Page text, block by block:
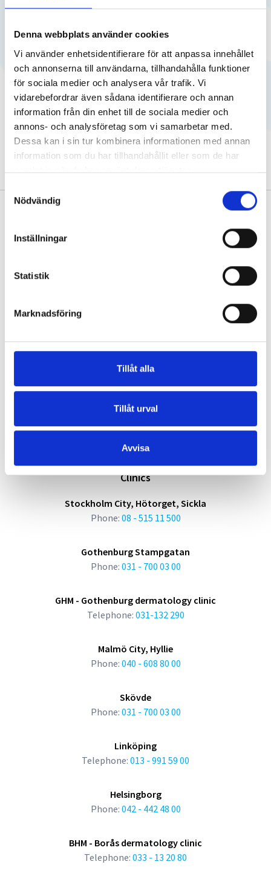
Denna webbplats använder cookies
Vi använder enhetsidentifierare för att anpassa innehållet
och annonserna till användarna, tillhandahålla funktioner
för sociala medier och analysera vår trafik. Vi
vidarebefordrar även sådana identifierare och annan
information från din enhet till de sociala medier och
annons- och analysföretag som vi samarbetar med.
Dessa kan i sin tur kombinera informationen med annan
information som du har tillhandahållit eller som de har
samlat in när du har använt deras tjänster.
Samtyckesval
Nödvändig
Inställningar
Statistik
Marknadsföring
Tillåt alla
Tillåt urval
Avvisa
a consultant and medical director at Trelleborg Hospital
(Skin) and also Assistant Consultant at Skåne University
Participates regularly in national and international
dermatoscopy and skin cancer.
All clinics are quality certified according to ISO 9001
and environmentally certified according to ISO 14001
About us
Our clinics
Our expertise
Our specialists
Newsroom
Summons
Clinics
Stockholm City, Hötorget, Sickla
Phone: 08 - 515 11 500
Gothenburg Stampgatan
Phone: 031 - 700 03 00
GHM - Gothenburg dermatology clinic
Telephone: 031-132 290
Malmö City, Hyllie
Phone: 040 - 608 80 00
Skövde
Phone: 031 - 700 03 00
Linköping
Telephone: 013 - 991 59 00
Helsingborg
Phone: 042 - 442 48 00
BHM - Borås dermatology clinic
Telephone: 033 - 13 20 80